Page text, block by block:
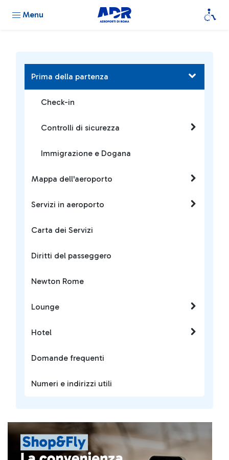
Menu
Prima della partenza
Check-in
Controlli di sicurezza
Immigrazione e Dogana
Mappa dell'aeroporto
Servizi in aeroporto
Carta dei Servizi
Diritti del passeggero
Newton Rome
Lounge
Hotel
Domande frequenti
Numeri e indirizzi utili